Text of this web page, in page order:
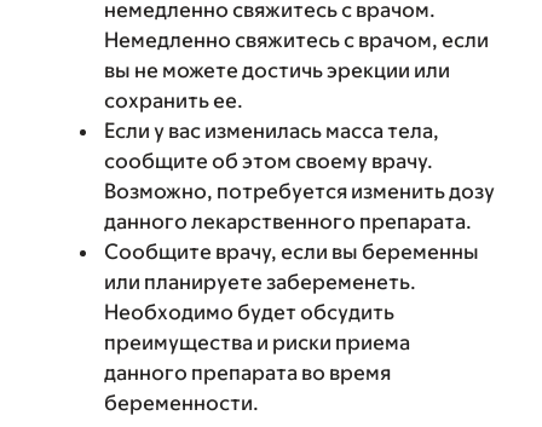
немедленно свяжитесь с врачом.
Немедленно свяжитесь с врачом, если
вы не можете достичь эрекции или
сохранить ее.
Если у вас изменилась масса тела,
сообщите об этом своему врачу.
Возможно, потребуется изменить дозу
данного лекарственного препарата.
Сообщите врачу, если вы беременны
или планируете забеременеть.
Необходимо будет обсудить
преимущества и риски приема
данного препарата во время
беременности.